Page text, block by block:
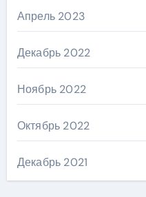
Апрель 2023
Декабрь 2022
Ноябрь 2022
Октябрь 2022
Декабрь 2021